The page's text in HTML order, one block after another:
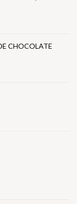
CHOCOLATE